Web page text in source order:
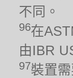
不同。
96在
由IBR
97裝置